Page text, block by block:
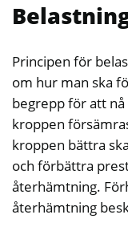
Principen för
om hur man ska
begrepp för att
kroppen
kroppen bättra
och förbättra
återhämtning.
återhämtning